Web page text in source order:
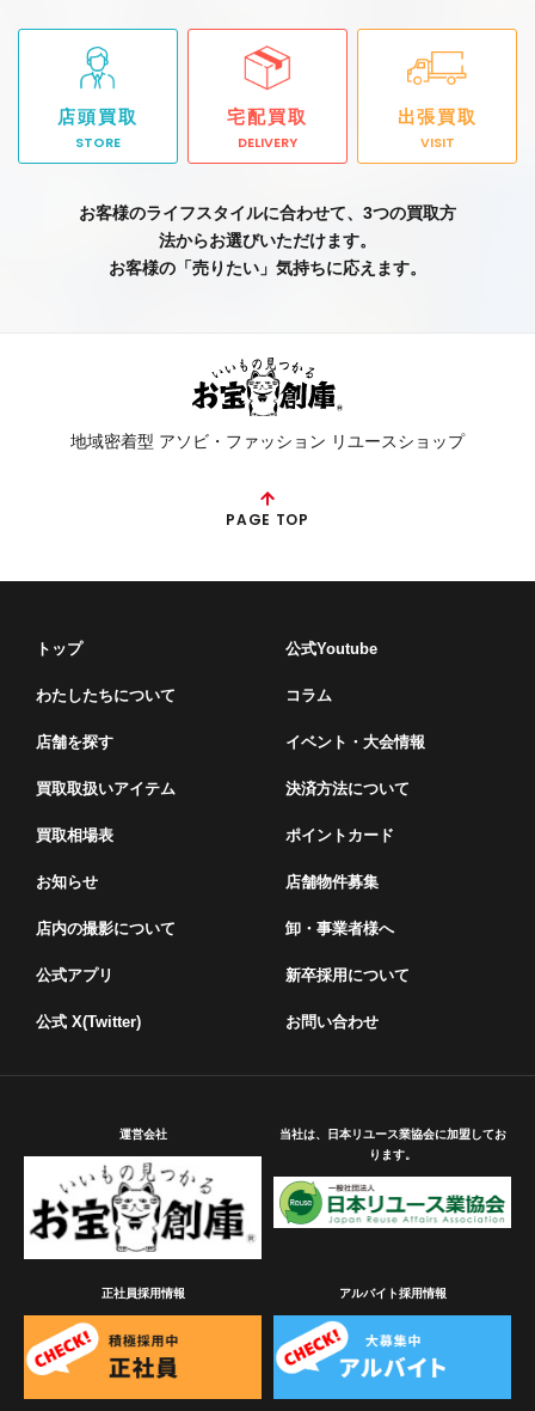
店頭買取
STORE
宅配買取
DELIVERY
出張買取
VISIT
お客様のライフスタイルに合わせて、3つの買取方
法からお選びいただけます。
お客様の「売りたい」気持ちに応えます。
地域密着型 アソビ・ファッション リユースショップ
PAGE TOP
トップ
わたしたちについて
店舗を探す
買取取扱いアイテム
買取相場表
お知らせ
店内の撮影について
公式アプリ
公式 X(Twitter)
公式Youtube
コラム
イベント・⼤会情報
決済方法について
ポイントカード
店舗物件募集
卸・事業者様へ
新卒採用について
お問い合わせ
運営会社
当社は、日本リユース業協会に加盟してお
ります。
正社員採用情報 アルバイト採用情報